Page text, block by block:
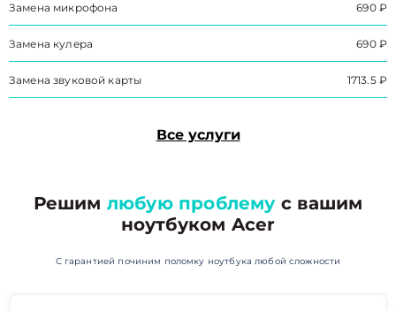
Замена микрофона 690 ₽
Замена кулера 690 ₽
Замена звуковой карты 1713.5 ₽
Все услуги
Решим любую проблему с вашим
ноутбуком Acer
С гарантией починим поломку ноутбука любой сложности